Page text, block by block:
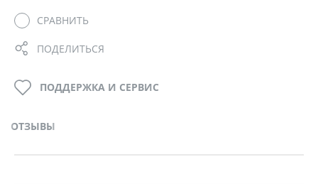
СРАВНИТЬ
ПОДЕЛИТЬСЯ
ОТЗЫВЫ
ПОДДЕРЖКА И СЕРВИС